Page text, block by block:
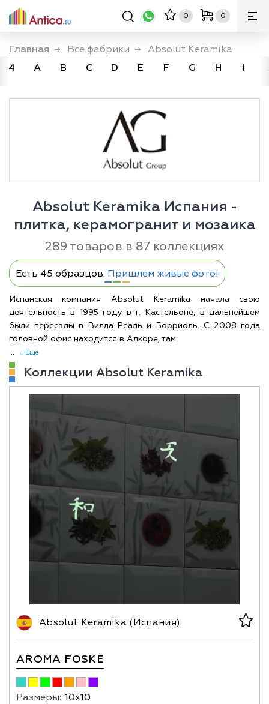
0 0
Главная → Все фабрики → Absolut Keramika
4
A B C D E F G H I
Absolut Keramika Испания -
плитка, керамогранит и мозаика
289 товаров в 87 коллекциях
Есть 45 образцов. Пришлем живые фото!
Испанская компания Absolut Keramika начала свою
деятельность в 1995 году в г. Кастельоне, в дальнейшем
были переезды в Вилла-Реаль и Борриоль. С 2008 года
головной офис находится в Алкоре, там
... ↓ Ещё
Коллекции Absolut Keramika
Absolut Keramika (Испания)
AROMA FOSKE
Размеры: 10х10